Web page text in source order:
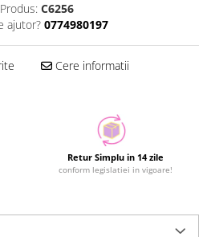
C6256
ajutor? 0774980197
Cere informatii
Retur Simplu in 14 zile
conform legislatiei in vigoare!